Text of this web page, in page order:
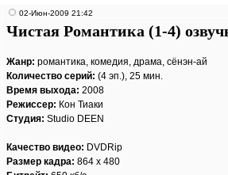
Гость
Гость
Гость
02-Июн-2009 21:42
Чистая Романтика (1-4)
Жанр: романтика, комедия, драма, сёнэн-ай
Количество серий: (4 эп.), 25 мин.
Время выхода: 2008
Режиссер: Кон Тиаки
Студия: Studio DEEN
Качество видео: DVDRip
Размер кадра: 864 x 480